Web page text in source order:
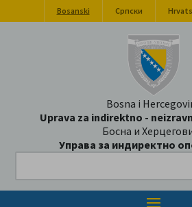
Bosanski Српски
Bosna i
Uprava za indirektno -
Босна и
Управа за индиректно